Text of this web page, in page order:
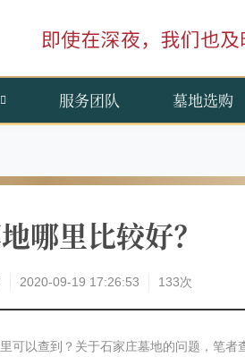
服务团队 墓地选购
哪里比较好？
2020-09-19 17:26:53 133次
可以查到？关于石家庄墓地的问题，笔者